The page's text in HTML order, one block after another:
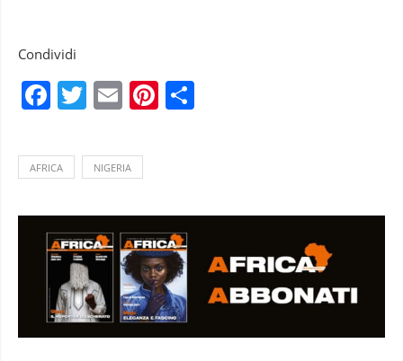
Condividi
Facebook
Twitter
EmailPinterest
AFRICA NIGERIA